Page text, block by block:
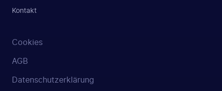
Kontakt
Cookies
AGB
Datenschutzerklärung